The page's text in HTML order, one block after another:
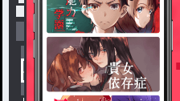
小説を探す